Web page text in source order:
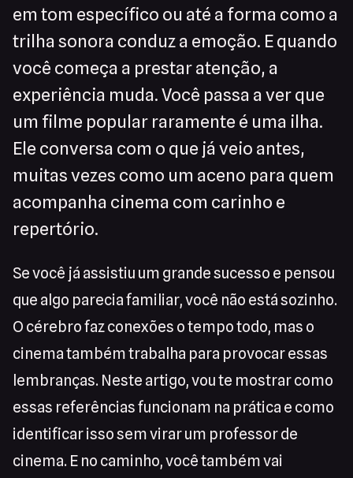
em tom específico ou até a forma como a
trilha sonora conduz a emoção. E quando
você começa a prestar atenção, a
experiência muda. Você passa a ver que
um filme popular raramente é uma ilha.
Ele conversa com o que já veio antes,
muitas vezes como um aceno para quem
acompanha cinema com carinho e
repertório.
Se você já assistiu um grande sucesso e pensou
que algo parecia familiar, você não está sozinho.
O cérebro faz conexões o tempo todo, mas o
cinema também trabalha para provocar essas
lembranças. Neste artigo, vou te mostrar como
essas referências funcionam na prática e como
identificar isso sem virar um professor de
cinema. E no caminho, você também vai